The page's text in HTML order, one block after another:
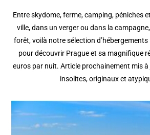
Entre skydome, ferme, camping, péniches
ville, dans un verger ou dans la
forêt, voilà notre sélection
pour découvrir Prague et sa magnifique
euros par nuit. Article prochainement mis
insolites, originaux et